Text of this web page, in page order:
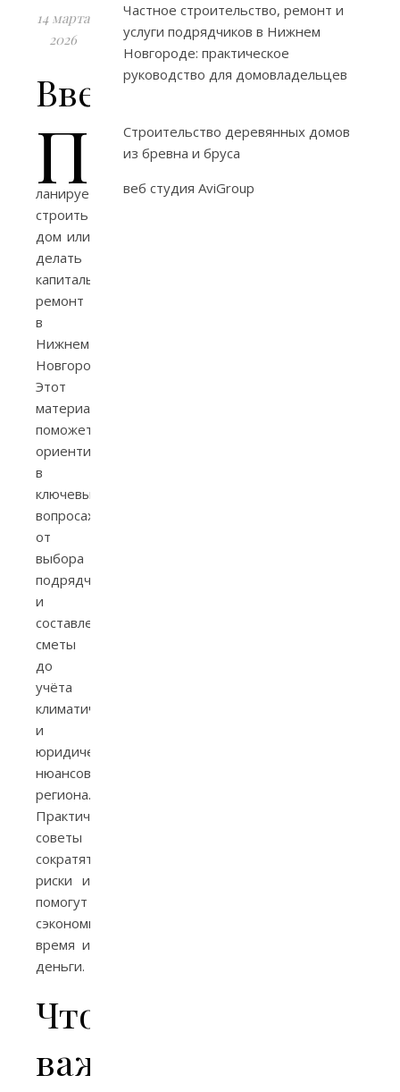
14 марта
2026
Введение
П
ланируете
строить
дом или
делать
капитальный
ремонт
в
Нижнем
Новгороде?
Этот
материал
поможет
ориентироваться
в
ключевых
вопросах:
от
выбора
подрядчика
и
составления
сметы
до
учёта
климатических
и
юридических
нюансов
региона.
Практичные
советы
сократят
риски и
помогут
сэкономить
время и
деньги.
Что
важно
Частное строительство, ремонт и
услуги подрядчиков в Нижнем
Новгороде: практическое
руководство для домовладельцев
Строительство деревянных домов
из бревна и бруса
веб студия AviGroup